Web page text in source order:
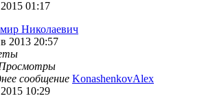
01:17
Николаевич
2013 20:57
сообщение KonashenkovAlex
10:29